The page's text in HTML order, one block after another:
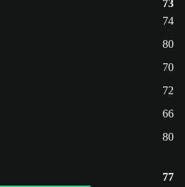
73
74
80
70
72
66
80
77